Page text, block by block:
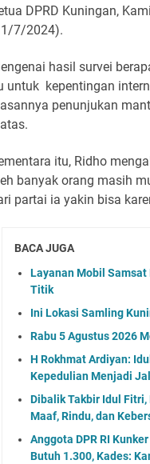
DPRD Kuningan,
7/2024).
hasil survei
untuk kepentingan
penunjukan
itu, Ridho
banyak orang masih
partai ia yakin bisa
BACA JUGA
Layanan Mobil
Titik
Ini Lokasi Samling
Rabu 5 Agustus 2026
H Rokhmat Ardiyan:
Kepedulian Menjadi
Dibalik Takbir Idul Fitri,
Maaf, Rindu, dan
Anggota DPR RI
Butuh 1.300, Kades: